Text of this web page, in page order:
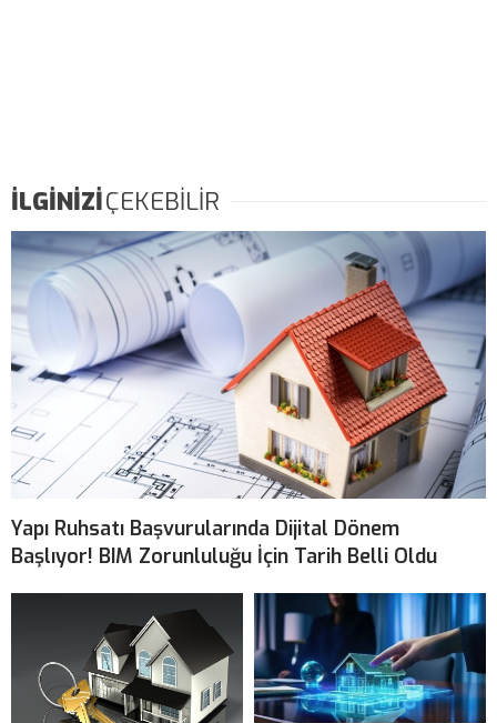
İLGİNİZİÇEKEBİLİR
Yapı Ruhsatı Başvurularında Dijital Dönem
Başlıyor! BIM Zorunluluğu İçin Tarih Belli Oldu